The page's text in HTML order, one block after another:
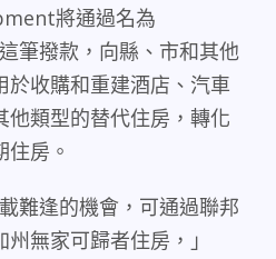
將通過名為
筆撥款，向縣、市和其他
於收購和重建酒店、汽車
他類型的替代住房，轉化
房。
難逢的機會，可通過聯邦
無家可歸者住房，」